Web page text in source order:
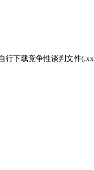
行下载竞争性谈判文件